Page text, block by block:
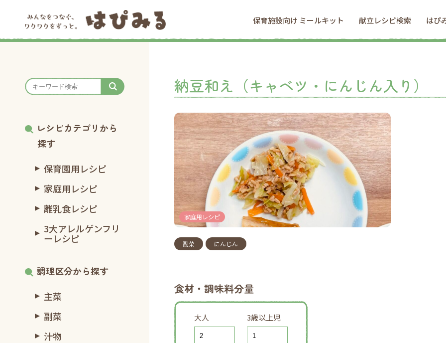
保育施設向け ミールキット 献立レシピ検索 はぴ
レシピカテゴリから
探す
保育園用レシピ
家庭用レシピ
離乳食レシピ
3大アレルゲンフリ
ーレシピ
調理区分から探す
主菜
副菜
汁物
納豆和え（キャベツ・にんじん入り）
家庭用レシピ
副菜 にんじん
食材・調味料分量
大人 3歳以上児